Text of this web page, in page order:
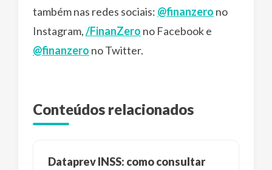
também nas redes sociais: @finanzero no
Instagram,/FinanZero no Facebook e
@finanzero no Twitter.
Conteúdos relacionados
Dataprev INSS: como consultar